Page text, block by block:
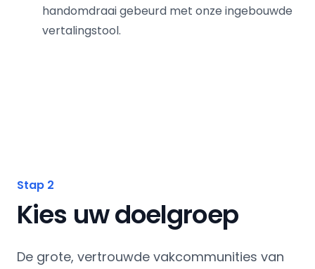
handomdraai gebeurd met onze ingebouwde
vertalingstool.
Stap 2
Kies uw doelgroep
De grote, vertrouwde vakcommunities van